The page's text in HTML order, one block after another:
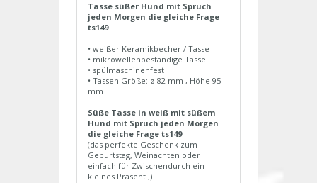
Tasse süßer Hund mit Spruch
jeden Morgen die gleiche Frage
ts149
• weißer Keramikbecher / Tasse
• mikrowellenbeständige Tasse
• spülmaschinenfest
• Tassen Größe: ø 82 mm , Höhe 95
mm
Süße Tasse in weiß mit süßem
Hund mit Spruch jeden Morgen
die gleiche Frage ts149
(das perfekte Geschenk zum
Geburtstag, Weinachten oder
einfach für Zwischendurch ein
kleines Präsent ;)